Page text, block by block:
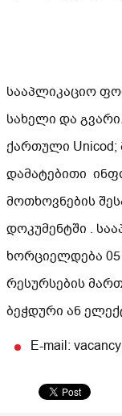
სააპლიკაციო
სახელი და
ქართული
დამატებითი
მოთხოვნების
დოკუმენტში .
ხორციელდება
რესურსების
ბეჭდური ან
E-mail: